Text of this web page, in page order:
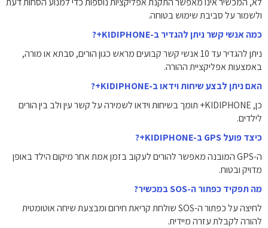
ולשמור על סביבת שימוש בטוחה.
כמה אנשי קשר ניתן להגדיר ב-KIDIPHONE+?
ניתן להגדיר עד 10 אנשי קשר קבועים מראש כגון הורים, סבתא או מורה,
באמצעות אפליקציית ההורה.
האם ניתן לבצע שיחות וידאו ב-KIDIPHONE+?
כן, KIDIPHONE+ תומך בשיחות וידאו לשמירה על קשר עין ולב בין הורים
לילדים.
כיצד פועל GPS ב-KIDIPHONE+?
ה-GPS המובנה מאפשר להורים לעקוב בזמן אמת אחר מיקום הילד באופן
מדויק ובטוח.
מה תפקיד כפתור ה-SOS במכשיר?
לחיצה על כפתור ה-SOS שולחת קריאת חירום ומבצעת שיחה אוטומטית
להורה לקבלת עזרה מיידית.